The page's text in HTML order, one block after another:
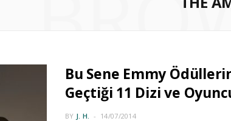
Bu Sene Emmy
Geçtiği 11 Dizi ve
BY J. H. 14/07/2014